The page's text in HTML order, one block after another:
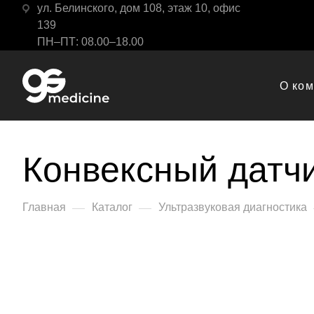
ул. Белинского, дом 108, этаж 10, офис
139
ПН–ПТ: 08.00–18.00
О
Конвексный
Главная — Каталог — Ультразвуковая диагностика